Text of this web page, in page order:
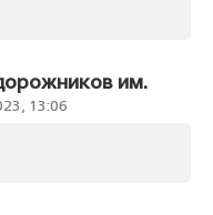
им.
13:06